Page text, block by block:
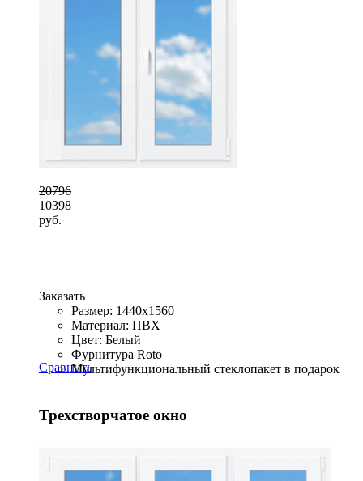
20796
10398
руб.
Заказать
Размер: 1440x1560
Материал: ПВХ
Цвет: Белый
Фурнитура Roto
Мультифункциональный стеклопакет в подарок
Сравнить
Трехстворчатое окно